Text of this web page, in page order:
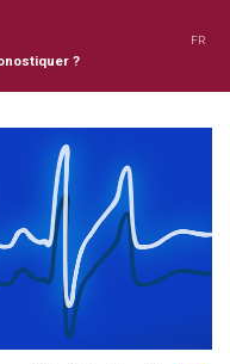
?
FR